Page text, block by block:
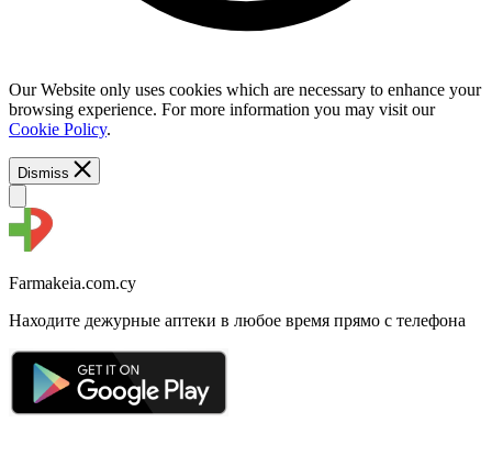
Our Website only uses cookies which are necessary to enhance your
browsing experience. For more information you may visit our
Cookie Policy.
Dismiss
Farmakeia.com.cy
Находите дежурные аптеки в любое время прямо с телефона